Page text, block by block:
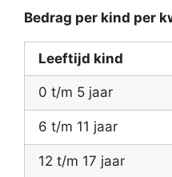
Bedrag per kind per
Leeftijd kind
0 t/m 5 jaar
6 t/m 11 jaar
12 t/m 17 jaar